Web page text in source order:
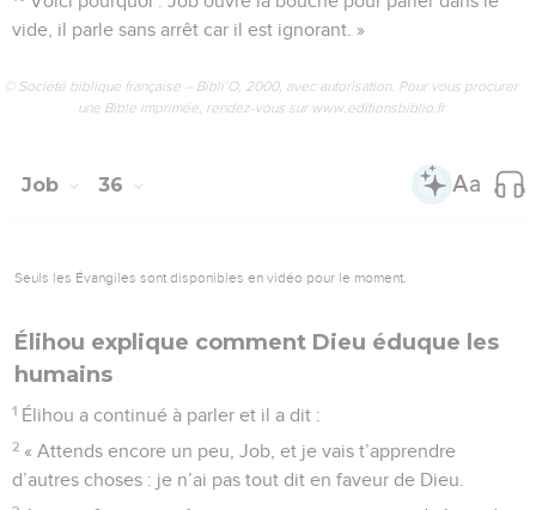
vide, il parle sans arrêt car il est ignorant. »
© Société biblique française – Bibli’O, 2000, avec autorisation. Pour vous procurer
une Bible imprimée, rendez-vous sur www.editionsbiblio.fr
Job 36
Seuls les Évangiles sont disponibles en vidéo pour le moment.
Élihou explique comment Dieu éduque les
humains
1 Élihou a continué à parler et il a dit :
2 « Attends encore un peu, Job, et je vais t’apprendre
d’autres choses : je n’ai pas tout dit en faveur de Dieu.